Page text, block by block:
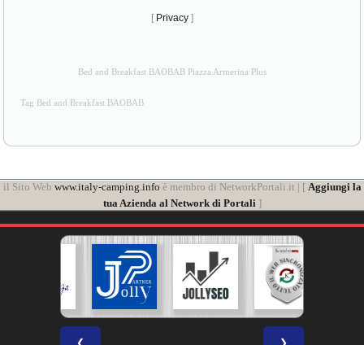
[ Privacy ]
Bed and Breakfast BAOBAB Piazza Armerina Plus
Tag Bed and Breakfast BAOBAB
il Sito Web www.italy-camping.info è membro di NetworkPortali.it | [ Aggiungi la
tua Azienda al Network di Portali ]
❮ ❯